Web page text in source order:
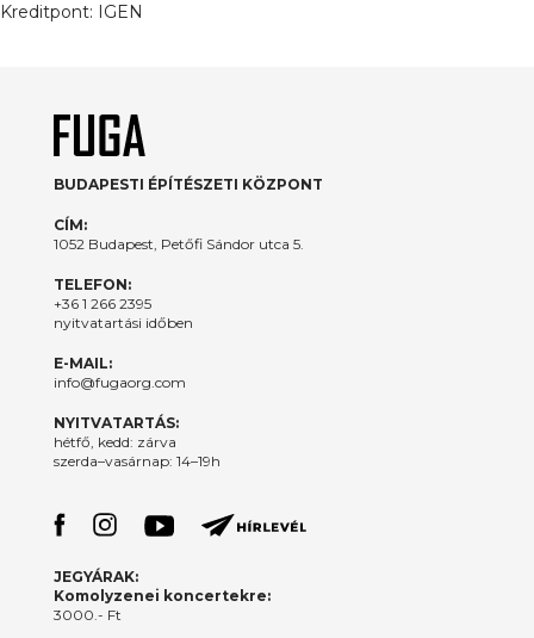
Kreditpont: IGEN
BUDAPESTI ÉPÍTÉSZETI KÖZPONT
CÍM:
1052 Budapest, Petőfi Sándor utca 5.
TELEFON:
+36 1 266 2395
nyitvatartási időben
E-MAIL:
info@fugaorg.com
NYITVATARTÁS:
hétfő, kedd: zárva
szerda–vasárnap: 14–19h
JEGYÁRAK:
Komolyzenei koncertekre:
3000.- Ft